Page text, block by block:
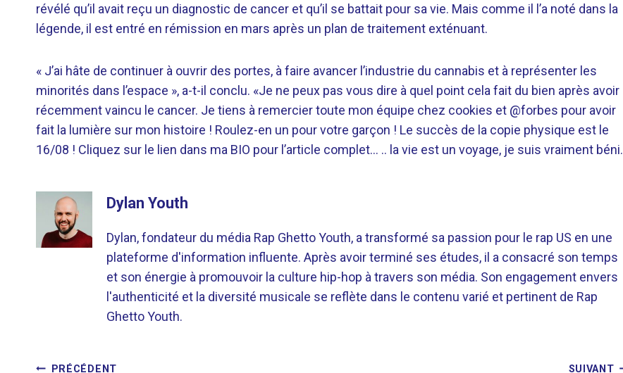
révélé qu’il avait reçu un diagnostic de cancer et qu’il se battait pour sa vie. Mais comme il l’a noté dans la
légende, il est entré en rémission en mars après un plan de traitement exténuant.
« J’ai hâte de continuer à ouvrir des portes, à faire avancer l’industrie du cannabis et à représenter les
minorités dans l’espace », a-t-il conclu. «Je ne peux pas vous dire à quel point cela fait du bien après avoir
récemment vaincu le cancer. Je tiens à remercier toute mon équipe chez cookies et @forbes pour avoir
fait la lumière sur mon histoire ! Roulez-en un pour votre garçon ! Le succès de la copie physique est le
16/08 ! Cliquez sur le lien dans ma BIO pour l’article complet… .. la vie est un voyage, je suis vraiment béni.
Dylan Youth
Dylan, fondateur du média Rap Ghetto Youth, a transformé sa passion pour le rap US en une
plateforme d'information influente. Après avoir terminé ses études, il a consacré son temps
et son énergie à promouvoir la culture hip-hop à travers son média. Son engagement envers
l'authenticité et la diversité musicale se reflète dans le contenu varié et pertinent de Rap
Ghetto Youth.
PRÉCÉDENT SUIVANT